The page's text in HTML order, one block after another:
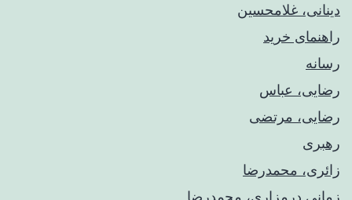
دینانی، غلامحسین
راهنمای خريد
رسانه
رضایی، عباس
رضایی، مرتضی
رهبری
زائری، محمدرضا
زمانی درمزاری، محمدرضا